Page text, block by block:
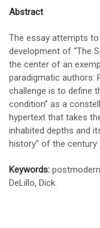
Abstract
The essay attempts
development of “The
the center of an
paradigmatic authors:
challenge is to define
condition” as a
hypertext that takes
inhabited depths and
history” of the century
Keywords:
DeLillo, Dick.